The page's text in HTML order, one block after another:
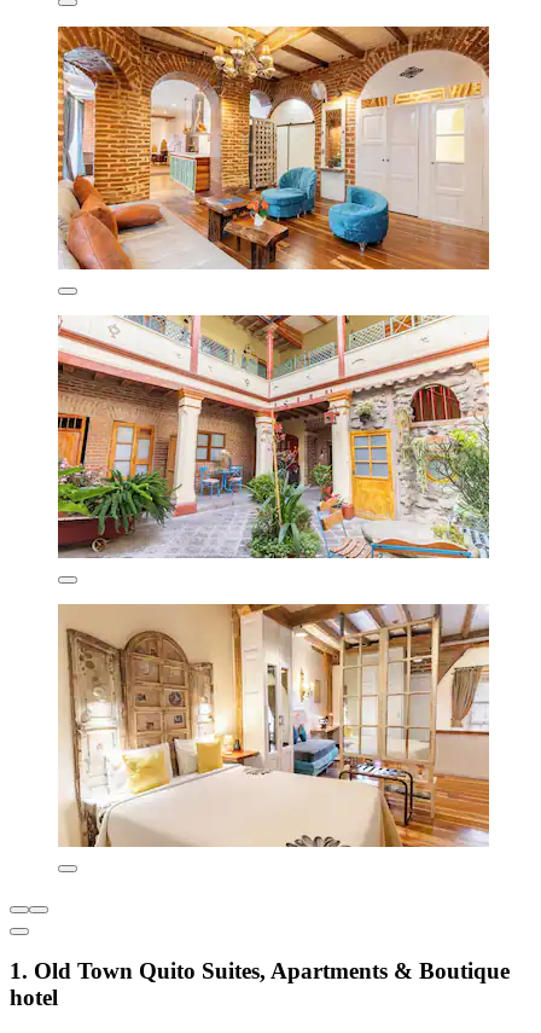
1. Old Town Quito Suites, Apartments & Boutique
hotel